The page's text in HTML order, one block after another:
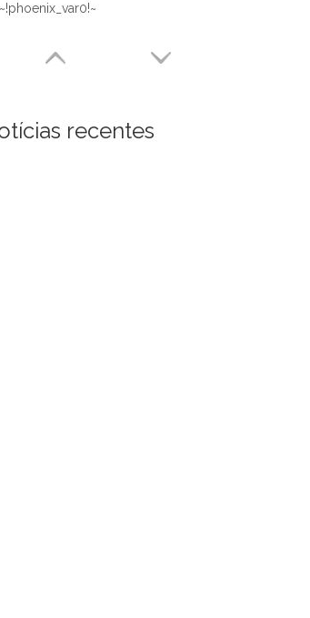
~!phoenix_var0!~
recentes